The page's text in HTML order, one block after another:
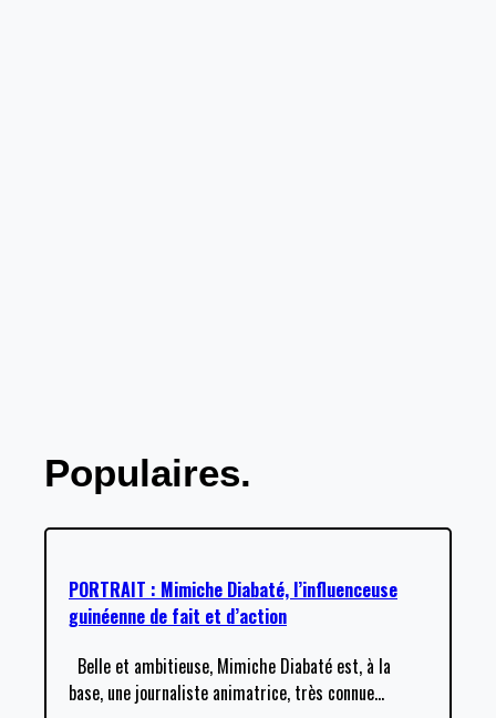
Populaires.
PORTRAIT : Mimiche Diabaté, l’influenceuse
guinéenne de fait et d’action
Belle et ambitieuse, Mimiche Diabaté est, à la
base, une journaliste animatrice, très connue…